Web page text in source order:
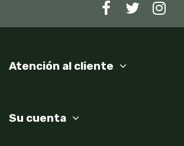
Atención al cliente
Su cuenta